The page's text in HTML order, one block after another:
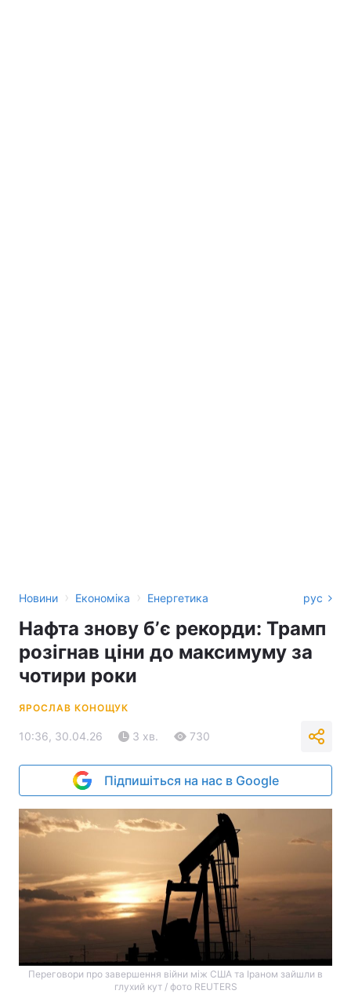
Новини › Економіка › Енергетика рус
Нафта знову бʼє рекорди: Трамп
розігнав ціни до максимуму за
чотири роки
ЯРОСЛАВ КОНОЩУК
10:36, 30.04.26 3 хв. 730
Підпишіться на нас в Google
Переговори про завершення війни між США та Іраном зайшли в
глухий кут / фото REUTERS